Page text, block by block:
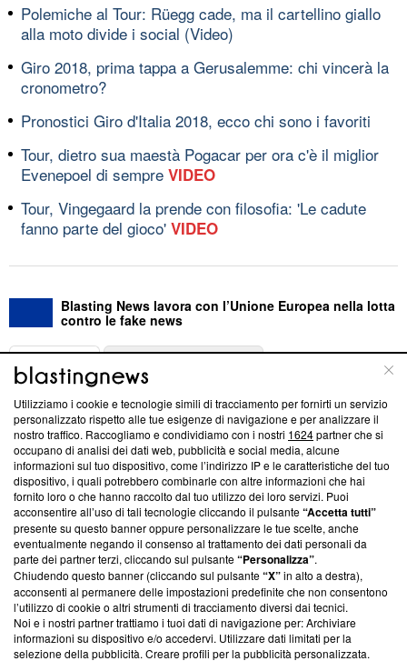
Polemiche al Tour: Rüegg cade, ma il cartellino giallo
alla moto divide i social (Video)
Giro 2018, prima tappa a Gerusalemme: chi vincerà la
cronometro?
Pronostici Giro d'Italia 2018, ecco chi sono i favoriti
Tour, dietro sua maestà Pogacar per ora c'è il miglior
Evenepoel di sempre VIDEO
Tour, Vingegaard la prende con filosofia: 'Le cadute
fanno parte del gioco' VIDEO
Blasting News lavora con l’Unione Europea nella lotta
contro le fake news
ABOUT
Questa sezione offre informazioni trasparenti su Blasting
News, sui nostri processi editoriali e su come ci impegniamo a
creare news di qualità. Inoltre, afferma la nostra aderenza a
‘Trust Project - News with Integrity’Blasting News non è
ancora membro del programma, ma ha richiesto di farne
parte; Trust Project non ha ancora effettuato una verifica di
conformità agli standard.
Su di noi
Team editoriale
Corporate
Utilizziamo i cookie e tecnologie simili di tracciamento per fornirti un servizio
personalizzato rispetto alle tue esigenze di navigazione e per analizzare il
nostro traffico. Raccogliamo e condividiamo con i nostri 1624partner che si
occupano di analisi dei dati web, pubblicità e social media, alcune
informazioni sul tuo dispositivo, come l’indirizzo IP e le caratteristiche del tuo
dispositivo, i quali potrebbero combinarle con altre informazioni che hai
fornito loro o che hanno raccolto dal tuo utilizzo dei loro servizi. Puoi
acconsentire all’uso di tali tecnologie cliccando il pulsante“Accetta tutti”
presente su questo banner oppure personalizzare le tue scelte, anche
eventualmente negando il consenso al trattamento dei dati personali da
parte dei partner terzi, cliccando sul pulsante“Personalizza”.
Chiudendo questo banner (cliccando sul pulsante“X”in alto a destra),
acconsenti al permanere delle impostazioni predefinite che non consentono
l’utilizzo di cookie o altri strumenti di tracciamento diversi dai tecnici.
Noi e i nostri partner trattiamo i tuoi dati di navigazione per: Archiviare
informazioni su dispositivo e/o accedervi. Utilizzare dati limitati per la
selezione della pubblicità. Creare profili per la pubblicità personalizzata.